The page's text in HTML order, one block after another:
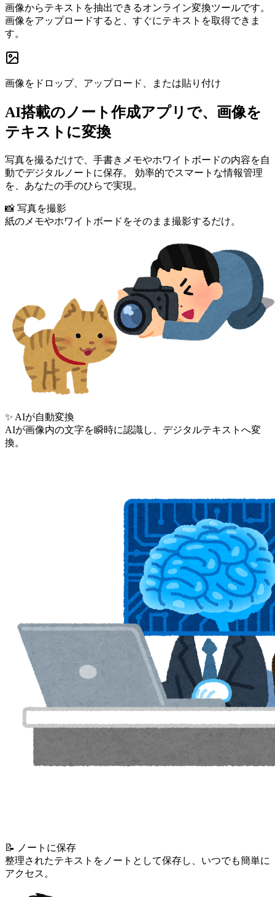
画像からテキストを抽出できるオンライン変換ツールです。
画像をアップロードすると、すぐにテキストを取得できま
す。
画像をドロップ、アップロード、または貼り付け
AI搭載のノート作成アプリで、画像を
テキストに変換
写真を撮るだけで、手書きメモやホワイトボードの内容を自
動でデジタルノートに保存。 効率的でスマートな情報管理
を、あなたの手のひらで実現。
📸 写真を撮影
紙のメモやホワイトボードをそのまま撮影するだけ。
✨ AIが自動変換
AIが画像内の文字を瞬時に認識し、デジタルテキストへ変
換。
📝 ノートに保存
整理されたテキストをノートとして保存し、いつでも簡単に
アクセス。